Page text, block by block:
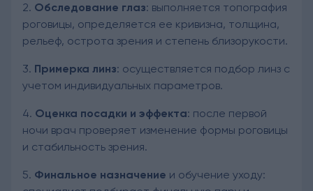
2. Обследование глаз: выполняется топография
роговицы, определяется ее кривизна, толщина,
рельеф, острота зрения и степень близорукости.
3. Примерка линз: осуществляется подбор линз с
учетом индивидуальных параметров.
4. Оценка посадки и эффекта: после первой
ночи врач проверяет изменение формы роговицы
и стабильность зрения.
5. Финальное назначение и обучение уходу: